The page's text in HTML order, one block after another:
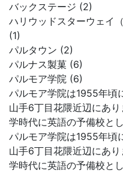
バックステージ (2)
ハリウッドスターウェイ
(1)
パルタウン (2)
パルナス製菓 (6)
パルモア学院 (6)
パルモア学院は1955年頃
山手6丁目花隈近辺にあ
学時代に英語の予備校と
パルモア学院は1955年頃
山手6丁目花隈近辺にあ
学時代に英語の予備校と